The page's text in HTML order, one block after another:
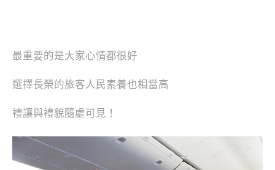
最重要的是大家心情都很好
選擇長榮的旅客人民素養也相當高
禮讓與禮貌隨處可見！